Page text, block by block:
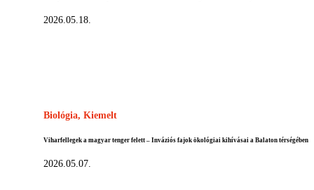
2026.05.18.
Biológia, Kiemelt
Viharfellegek a magyar tenger felett – Inváziós fajok ökológiai kihívásai a Balaton térségében
2026.05.07.